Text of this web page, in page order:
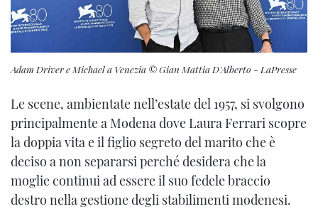
Adam Driver e Michael a Venezia © Gian Mattia D'Alberto - LaPresse
Le scene, ambientate nell’estate del 1957, si svolgono
principalmente a Modena dove Laura Ferrari scopre
la doppia vita e il figlio segreto del marito che è
deciso a non separarsi perché desidera che la
moglie continui ad essere il suo fedele braccio
destro nella gestione degli stabilimenti modenesi.